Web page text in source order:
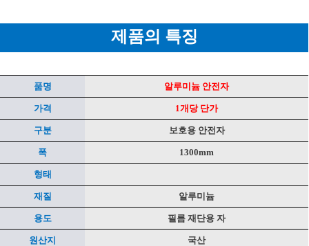
페이코 ID로 페
PAYCO 바
제품의 특징
품명 알루미늄 안전자
가격 1개당 단가
구분 보호용 안전자
폭 1300mm
형태
재질 알루미늄
용도 필름 재단용 자
원산지 국산